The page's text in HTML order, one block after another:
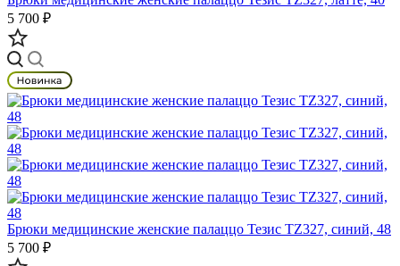
5 700 ₽
Брюки медицинские женские палаццо Тезис TZ327, синий, 48
5 700 ₽